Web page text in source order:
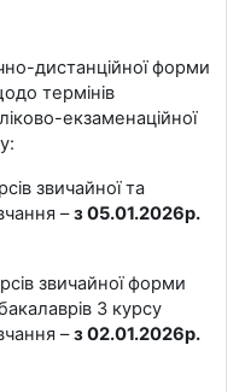
дистанційної форми
термінів
екзаменаційної
звичайної та
–з 05.01.2026р.
звичайної форми
3 курсу
–з 02.01.2026р.